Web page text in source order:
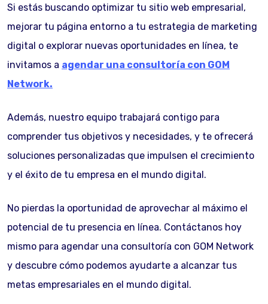
Si estás buscando optimizar tu sitio web empresarial,
mejorar tu página entorno a tu estrategia de marketing
digital o explorar nuevas oportunidades en línea, te
invitamos a agendar una consultoría con GOM
Network.
Además, nuestro equipo trabajará contigo para
comprender tus objetivos y necesidades, y te ofrecerá
soluciones personalizadas que impulsen el crecimiento
y el éxito de tu empresa en el mundo digital.
No pierdas la oportunidad de aprovechar al máximo el
potencial de tu presencia en línea. Contáctanos hoy
mismo para agendar una consultoría con GOM Network
y descubre cómo podemos ayudarte a alcanzar tus
metas empresariales en el mundo digital.